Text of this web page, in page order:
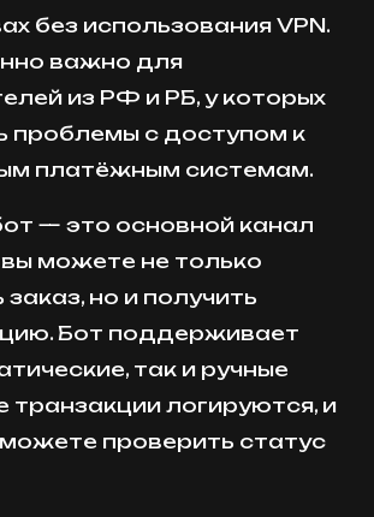
без использования VPN.
важно для
из РФ и РБ, у которых
проблемы с доступом к
платёжным системам.
— это основной канал
вы можете не только
но и получить
Бот поддерживает
так и ручные
транзакции логируются, и
проверить статус